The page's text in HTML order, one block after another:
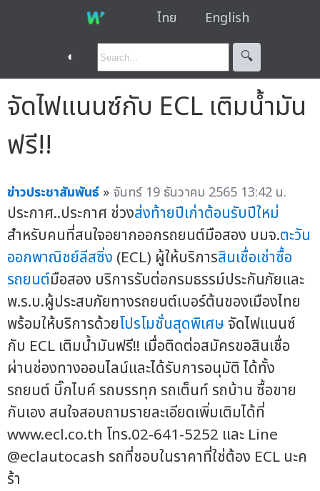
ไทย English
◐ 🔍︎
จัดไฟแนนซ์กับ ECL เติมน้ำมัน
ฟรี!!
ข่าวประชาสัมพันธ์ » จันทร์ 19 ธันวาคม 2565 13:42 น.
ประกาศ..ประกาศ ช่วงส่งท้ายปีเก่าต้อนรับปีใหม่
สำหรับคนที่สนใจอยากออกรถยนต์มือสอง บมจ.ตะวัน
ออกพาณิชย์ลีสซิ่ง (ECL) ผู้ให้บริการสินเชื่อเช่าซื้อ
รถยนต์มือสอง บริการรับต่อกรมธรรม์ประกันภัยและ
พ.ร.บ.ผู้ประสบภัยทางรถยนต์เบอร์ต้นของเมืองไทย
พร้อมให้บริการด้วยโปรโมชั่นสุดพิเศษจัดไฟแนนซ์
กับ ECL เติมน้ำมันฟรี!! เมื่อติดต่อสมัครขอสินเชื่อ
ผ่านช่องทางออนไลน์และได้รับการอนุมัติ ได้ทั้ง
รถยนต์ บิ๊กไบค์ รถบรรทุก รถเต็นท์ รถบ้าน ซื้อขาย
กันเอง สนใจสอบถามรายละเอียดเพิ่มเติมได้ที่
www.ecl.co.th โทร.02-641-5252 และ Line
@eclautocash รถที่ชอบในราคาที่ใช่ต้อง ECL นะค
ร้า